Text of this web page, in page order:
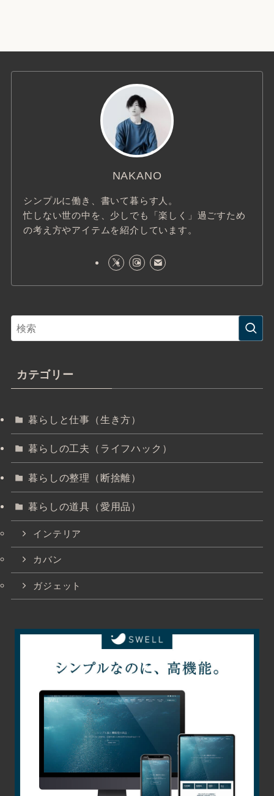
NAKANO
シンプルに働き、書いて暮らす人。
忙しない世の中を、少しでも「楽しく」過ごすため
の考え方やアイテムを紹介しています。
カテゴリー
暮らしと仕事（生き方）
暮らしの工夫（ライフハック）
暮らしの整理（断捨離）
暮らしの道具（愛用品）
インテリア
カバン
ガジェット